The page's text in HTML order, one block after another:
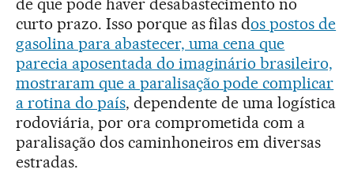
de que pode haver desabastecimento no
curto prazo. Isso porque as filas dos postos de
gasolina para abastecer, uma cena que
parecia aposentada do imaginário brasileiro,
mostraram que a paralisação pode complicar
a rotina do país, dependente de uma logística
rodoviária, por ora comprometida com a
paralisação dos caminhoneiros em diversas
estradas.